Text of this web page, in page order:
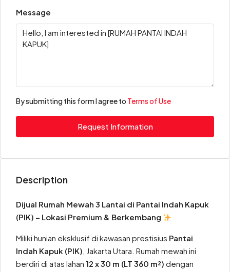
Message
By submitting this form I agree to Terms of Use
Request Information
Description
Dijual Rumah Mewah 3 Lantai di Pantai Indah Kapuk
(PIK) – Lokasi Premium & Berkembang
Miliki hunian eksklusif di kawasan prestisius Pantai
Indah Kapuk (PIK) , Jakarta Utara. Rumah mewah ini
berdiri di atas lahan 12 x 30 m (LT 360 m²) dengan